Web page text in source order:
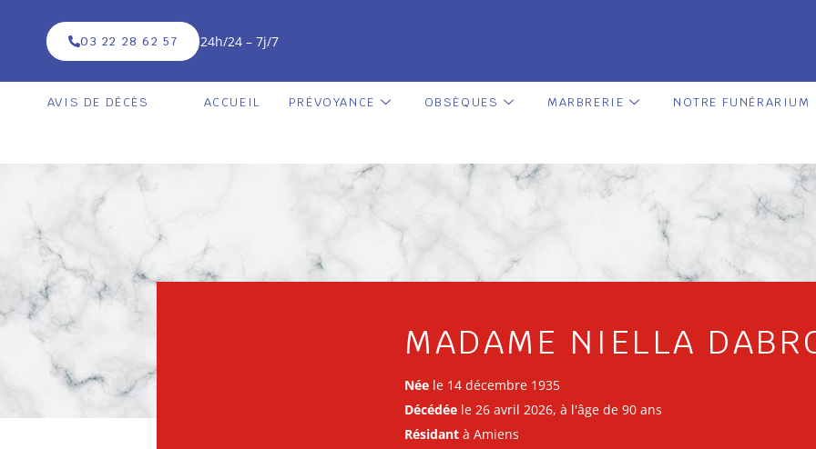
03 22 28 62 57 24h/24 – 7j/7
AVIS DE DÉCÈS ACCUEIL PRÉVOYANCE OBSÈQUES MARBRERIE NOTRE FUNÉRARIUM
MADAME NIELLA
Née le 14 décembre 1935
Décédée le 26 avril 2026, à l'âge de 90 ans
Résidant à Amiens